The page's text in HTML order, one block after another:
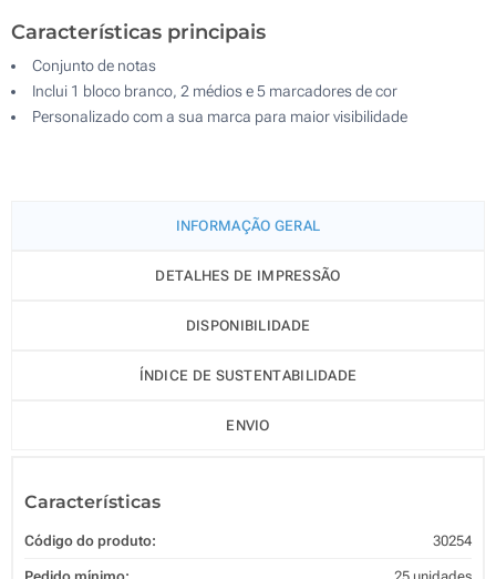
Características principais
Conjunto de notas
Inclui 1 bloco branco, 2 médios e 5 marcadores de cor
Personalizado com a sua marca para maior visibilidade
INFORMAÇÃO GERAL
DETALHES DE IMPRESSÃO
DISPONIBILIDADE
ÍNDICE DE SUSTENTABILIDADE
ENVIO
Características
Código do produto: 30254